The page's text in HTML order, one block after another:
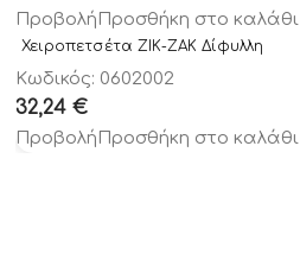
Προβολή Προσθήκη στο καλάθι
Χειροπετσέτα ΖΙΚ-ΖΑΚ Δίφυλλη
Κωδικός: 0602002
32,24 €
Προβολή Προσθήκη στο καλάθι